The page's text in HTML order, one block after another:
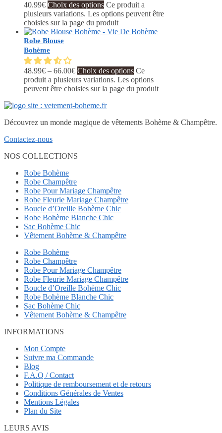
40.99€ Choix des options Ce produit a
plusieurs variations. Les options peuvent être
choisies sur la page du produit
Robe Blouse
Bohème
48.99€ – 66.00€ Choix des options Ce
produit a plusieurs variations. Les options
peuvent être choisies sur la page du produit
Découvrez un monde magique de vêtements Bohème & Champêtre.
Contactez-nous
NOS COLLECTIONS
Robe Bohème
Robe Champêtre
Robe Pour Mariage Champêtre
Robe Fleurie Mariage Champêtre
Boucle d’Oreille Bohème Chic
Robe Bohème Blanche Chic
Sac Bohème Chic
Vêtement Bohème & Champêtre
Robe Bohème
Robe Champêtre
Robe Pour Mariage Champêtre
Robe Fleurie Mariage Champêtre
Boucle d’Oreille Bohème Chic
Robe Bohème Blanche Chic
Sac Bohème Chic
Vêtement Bohème & Champêtre
INFORMATIONS
Mon Compte
Suivre ma Commande
Blog
F.A.Q / Contact
Politique de remboursement et de retours
Conditions Générales de Ventes
Mentions Légales
Plan du Site
LEURS AVIS